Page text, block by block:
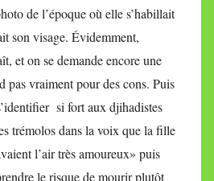
de l’époque où elle s’habillait
son visage. Évidemment,
et on se demande encore une
pas vraiment pour des cons. Puis
si fort aux djihadistes
trémolos dans la voix que la fille
l’air très amoureux» puis
le risque de mourir plutôt